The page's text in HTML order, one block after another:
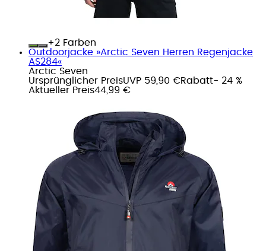
+
Farben
Outdoorjacke »Arctic Seven Herren Regenjacke
AS284«
Arctic Seven
Ursprünglicher PreisUVP 59,90 €Rabatt- 24 %
Aktueller Preis44,99 €